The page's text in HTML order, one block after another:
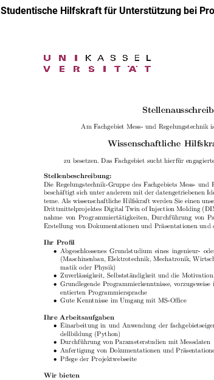
Studentische Hilfskraft für Unterstützung bei